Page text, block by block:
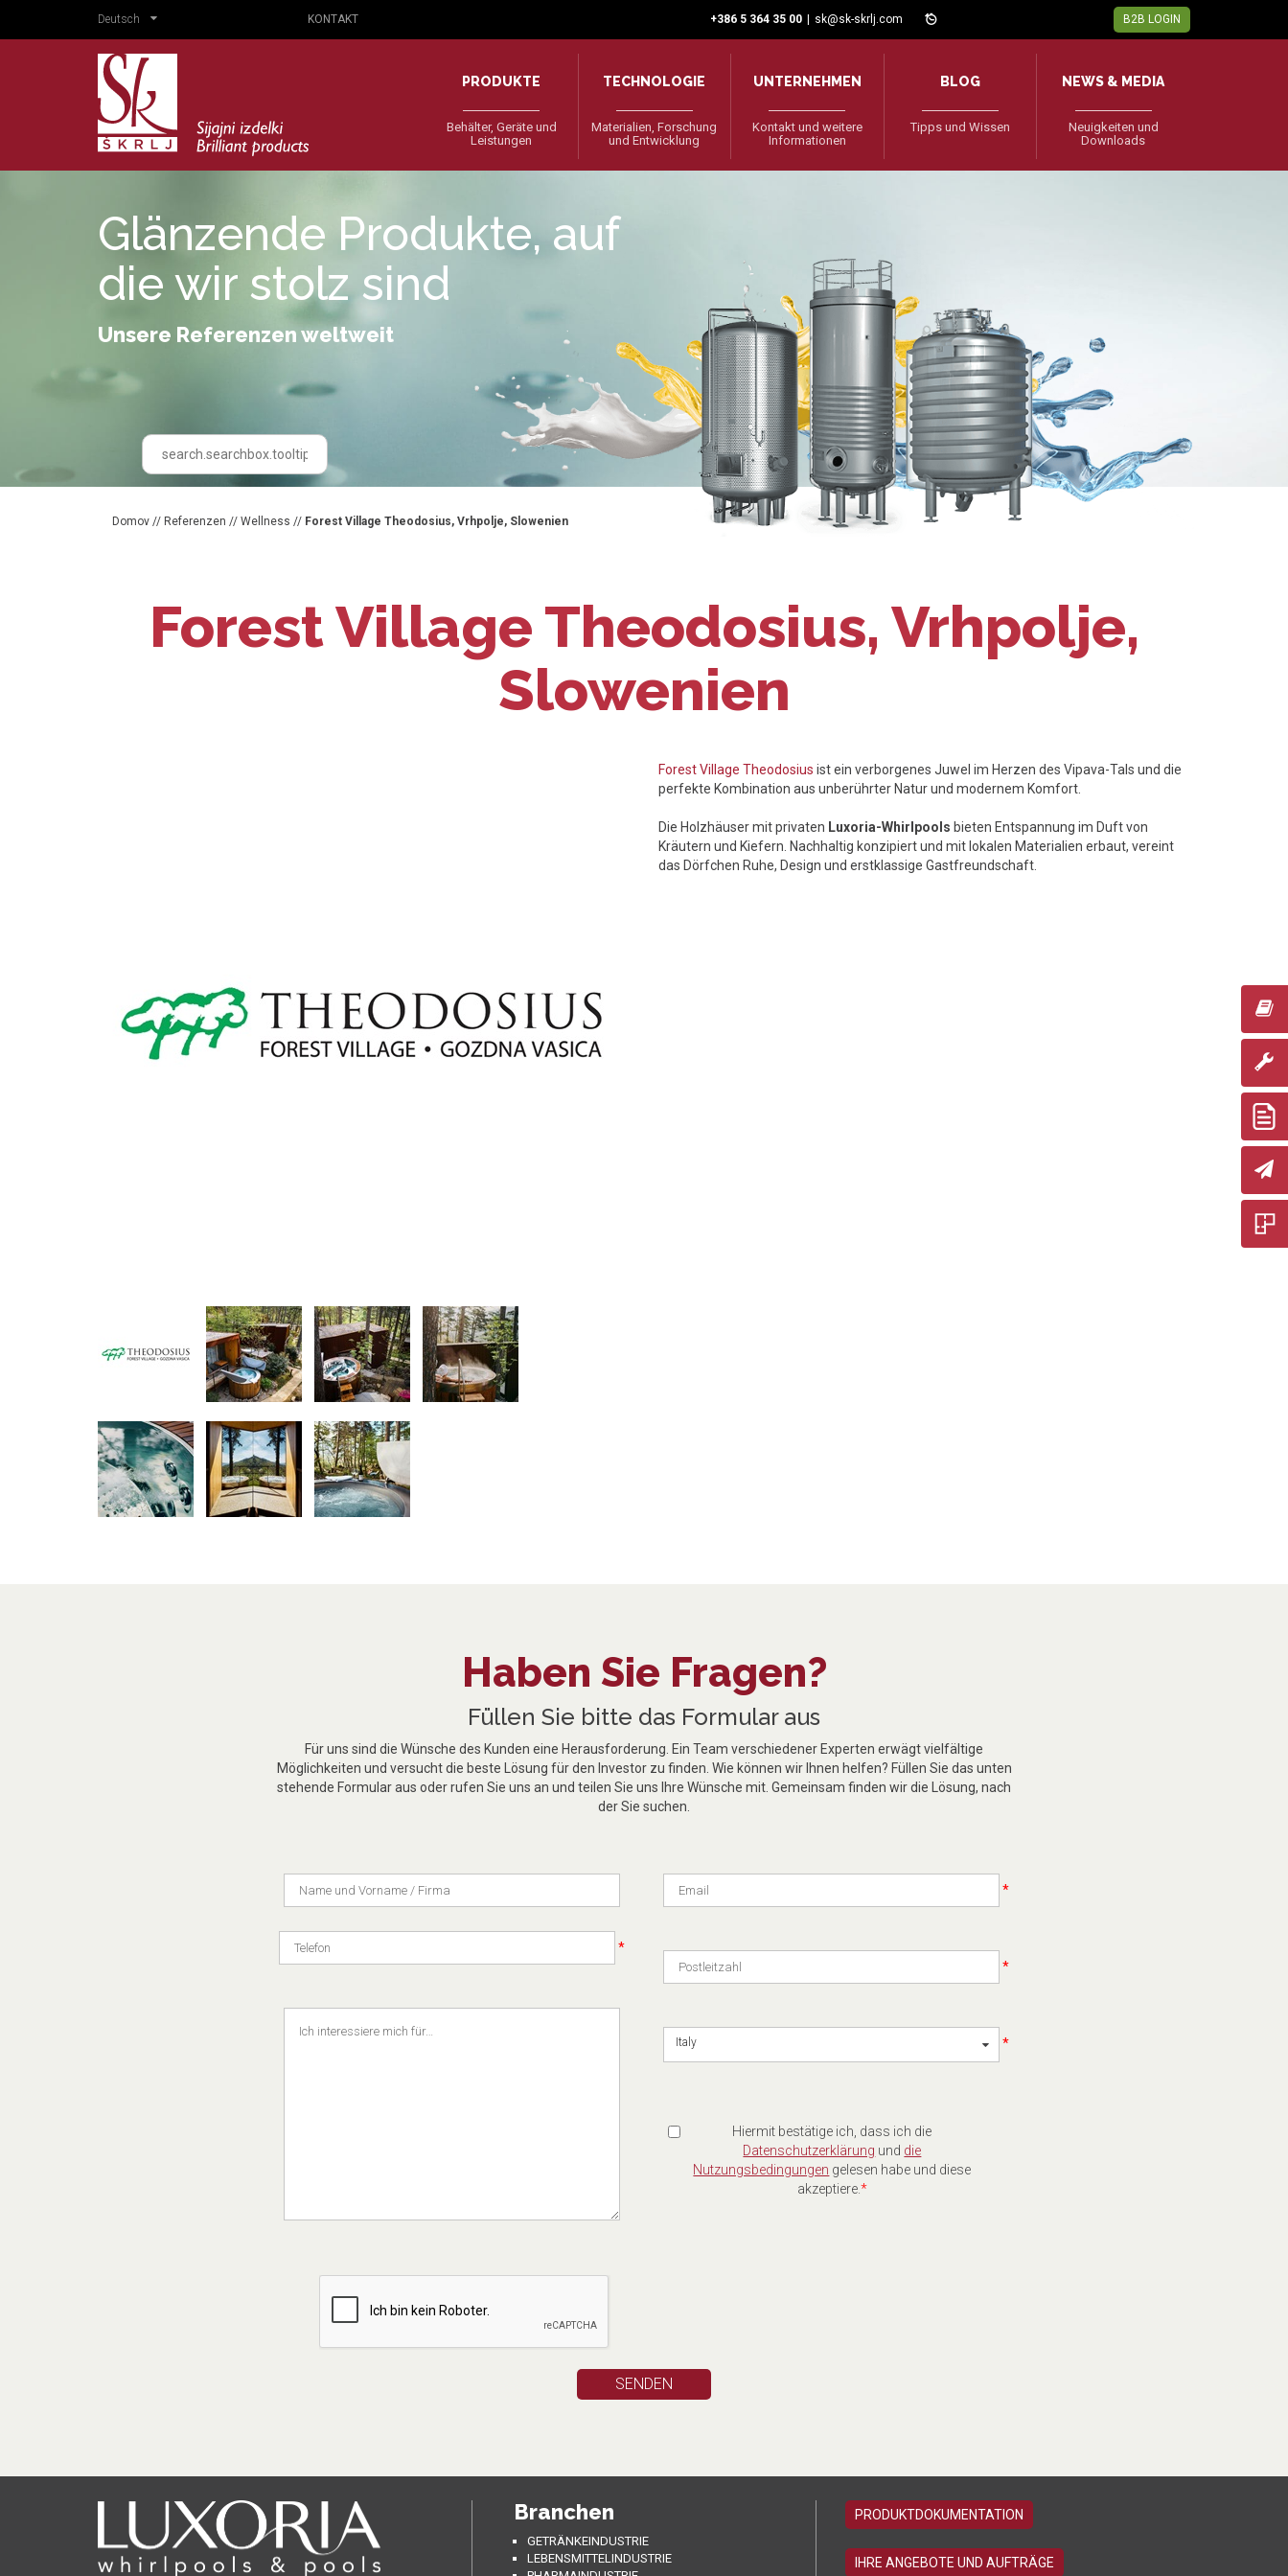
Deutsch KONTAKT +386 5 364 35 00 sk@sk-skrlj.com B2B LOGIN
PRODUKTE
Behälter, Geräte und
Leistungen
TECHNOLOGIE
Materialien, Forschung
und Entwicklung
UNTERNEHMEN
Kontakt und weitere
Informationen
BLOG
Tipps und Wissen
NEWS & MEDIA
Neuigkeiten und
Downloads
Glänzende Produkte, auf
die wir stolz sind
Unsere Referenzen weltweit
Domov // Referenzen // Wellness // Forest Village Theodosius, Vrhpolje, Slowenien
Forest Village Theodosius, Vrhpolje,
Slowenien
Forest Village Theodosius ist ein verborgenes Juwel im Herzen des Vipava-Tals und die
perfekte Kombination aus unberührter Natur und modernem Komfort.
Die Holzhäuser mit privaten Luxoria-Whirlpools bieten Entspannung im Duft von
Kräutern und Kiefern. Nachhaltig konzipiert und mit lokalen Materialien erbaut, vereint
das Dörfchen Ruhe, Design und erstklassige Gastfreundschaft.
Haben Sie Fragen?
Füllen Sie bitte das Formular aus
Für uns sind die Wünsche des Kunden eine Herausforderung. Ein Team verschiedener Experten erwägt vielfältige
Möglichkeiten und versucht die beste Lösung für den Investor zu finden. Wie können wir Ihnen helfen? Füllen Sie das unten
stehende Formular aus oder rufen Sie uns an und teilen Sie uns Ihre Wünsche mit. Gemeinsam finden wir die Lösung, nach
der Sie suchen.
*
*
*
Italy *
Hiermit bestätige ich, dass ich die
Datenschutzerklärung und die
Nutzungsbedingungen gelesen habe und diese
akzeptiere.*
Branchen
GETRÄNKEINDUSTRIE
LEBENSMITTELINDUSTRIE